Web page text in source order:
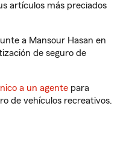
artículos más preciados
a Mansour Hasan en
de seguro de
a un agente para
de vehículos recreativos.